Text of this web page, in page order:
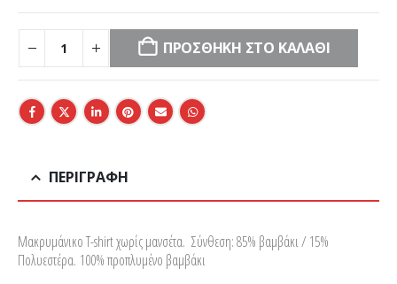
ΠΡΟΣΘΉΚΗ ΣΤΟ ΚΑΛΆΘΙ
ΠΕΡΙΓΡΑΦΉ
Μακρυμάνικο T-shirt χωρίς μανσέτα. Σύνθεση: 85% βαμβάκι / 15%
Πολυεστέρα. 100% προπλυμένο βαμβάκι